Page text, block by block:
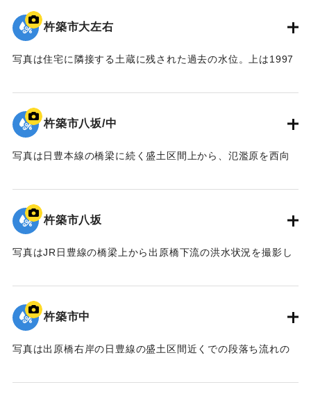
杵築市大左右
写真は住宅に隣接する土蔵に残された過去の水位。上は1997
は大左右地区で5ｍの増水。標高19ｍの水準まで水が達したこ
とがわかる。
【出典：カブトガニの棲む干潟 : 八坂川の河川改修と環境保
全（大分県土木建築部河川課、1999）（平井義人氏の報告に
杵築市八坂/中
写真は日豊本線の橋梁に続く盛土区間上から、氾濫原を西向
に沿って生育している河畔林。樹林帯より手前はすべて氾濫
域で、水田地帯とあっているが完全に水没している。JRの盛
土区間が堤防の役割を果たして洪水流が流れ下るのを阻止し
全（大分県土木建築部河川課、1999）（平井義人氏の報告に
よる）】
｜固有コード:
杵築市八坂
写真はJR日豊線の橋梁上から出原橋下流の洪水状況を撮影し
とんど水没し、洪水流が堤内地に激しく氾濫していることが
わかる。
【出典：カブトガニの棲む干潟 : 八坂川の河川改修と環境保
全（大分県土木建築部河川課、1999）（平井義人氏の報告に
杵築市中
写真は出原橋右岸の日豊線の盛土区間近くでの段落ち流れの
盛土区間によって東への流れを妨げられたため、日豊本線と